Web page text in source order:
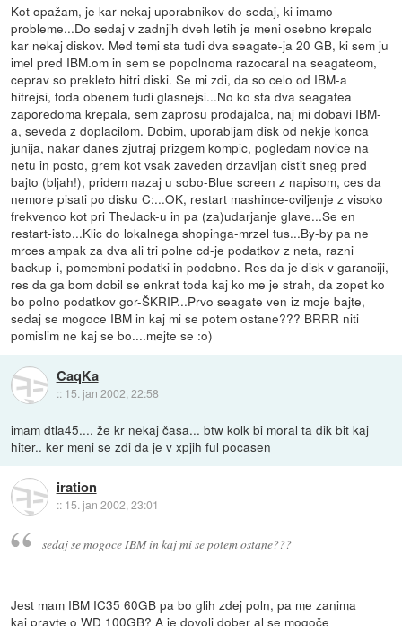
Kot opažam, je kar nekaj uporabnikov do sedaj, ki imamo
probleme...Do sedaj v zadnjih dveh letih je meni osebno krepalo
kar nekaj diskov. Med temi sta tudi dva seagate-ja 20 GB, ki sem ju
imel pred IBM.om in sem se popolnoma razocaral na seagateom,
ceprav so prekleto hitri diski. Se mi zdi, da so celo od IBM-a
hitrejsi, toda obenem tudi glasnejsi...No ko sta dva seagatea
zaporedoma krepala, sem zaprosu prodajalca, naj mi dobavi IBM-
a, seveda z doplacilom. Dobim, uporabljam disk od nekje konca
junija, nakar danes zjutraj prizgem kompic, pogledam novice na
netu in posto, grem kot vsak zaveden drzavljan cistit sneg pred
bajto (bljah!), pridem nazaj u sobo-Blue screen z napisom, ces da
nemore pisati po disku C:...OK, restart mashince-cviljenje z visoko
frekvenco kot pri TheJack-u in pa (za)udarjanje glave...Se en
restart-isto...Klic do lokalnega shopinga-mrzel tus...By-by pa ne
mrces ampak za dva ali tri polne cd-je podatkov z neta, razni
backup-i, pomembni podatki in podobno. Res da je disk v garanciji,
res da ga bom dobil se enkrat toda kaj ko me je strah, da zopet ko
bo polno podatkov gor-ŠKRIP...Prvo seagate ven iz moje bajte,
sedaj se mogoce IBM in kaj mi se potem ostane??? BRRR niti
pomislim ne kaj se bo....mejte se :o)
CaqKa
:: 15. jan 2002, 22:58
imam dtla45.... že kr nekaj časa... btw kolk bi moral ta dik bit kaj
hiter.. ker meni se zdi da je v xpjih ful pocasen
iration
:: 15. jan 2002, 23:01
sedaj se mogoce IBM in kaj mi se potem ostane???
Jest mam IBM IC35 60GB pa bo glih zdej poln, pa me zanima
kaj pravte o WD 100GB? A je dovolj dober al se mogoče